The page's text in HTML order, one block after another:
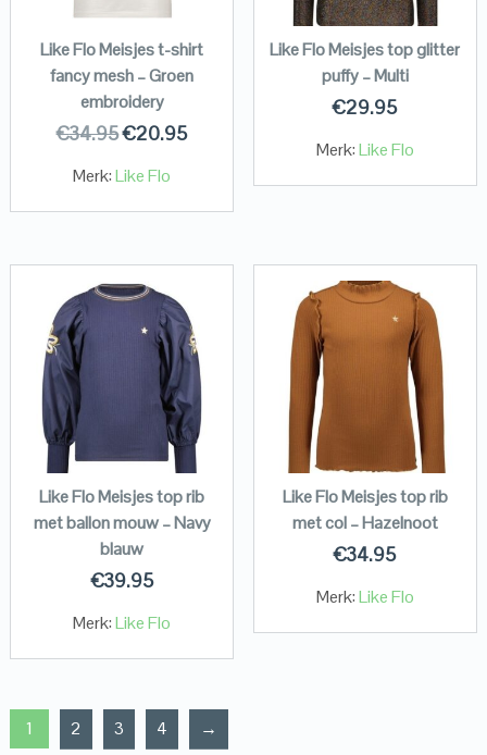
Like Flo Meisjes t-shirt
fancy mesh – Groen
embroidery
€34.95€20.95
Merk:Like Flo
Like Flo Meisjes top glitter
puffy – Multi
€29.95
Merk:Like Flo
Like Flo Meisjes top rib
met ballon mouw – Navy
blauw
€39.95
Merk:Like Flo
Like Flo Meisjes top rib
met col – Hazelnoot
€34.95
Merk:Like Flo
1 2 3 4 →